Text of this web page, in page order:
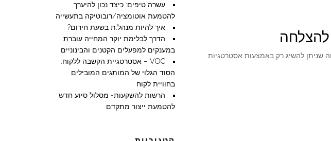
שניתן להשיג רק באמצעות אסטרטגיות
עשרה טיפים: כיצד נכון להיערך
להטמעת אוטומציה/רובוטיקה בתעשייה
איך להיות מנהל.ת בשעת חירום?
הדרך לבלימת יוקר המחייה עוברת
במענקים למפעלים הקטנים והבינוניים
VOC – אסטרטגיית הקשבה ללקוח:
הסוד הגלוי של המותגים המובילים
בחוויית לקוח
הרשות להשקעות- מסלול סיוע חדש
להטמעת ייצור מתקדם